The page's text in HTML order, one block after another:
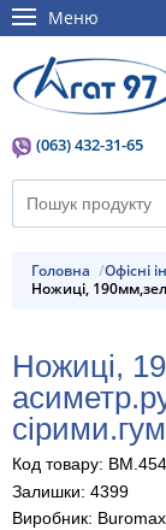
Меню
(063) 432-31-65
Головна Офісні
Ножиці,
Ножиці, 190мм,зелені
Код товару:
Залишки: 4399
Виробник: Buromax